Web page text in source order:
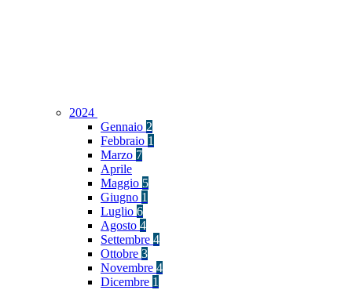
2024
Gennaio 2
Febbraio 1
Marzo 7
Aprile
Maggio 5
Giugno 1
Luglio 6
Agosto 4
Settembre 4
Ottobre 3
Novembre 4
Dicembre 1